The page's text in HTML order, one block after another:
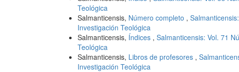
Teológica
Salmanticensis, Número completo ,
Investigación Teológica
Salmanticensis, Índices , Salmanticensis: Vol. 71
Teológica
Salmanticensis, Libros de profesores ,
Investigación Teológica